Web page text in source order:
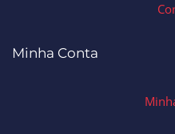
Minha Conta